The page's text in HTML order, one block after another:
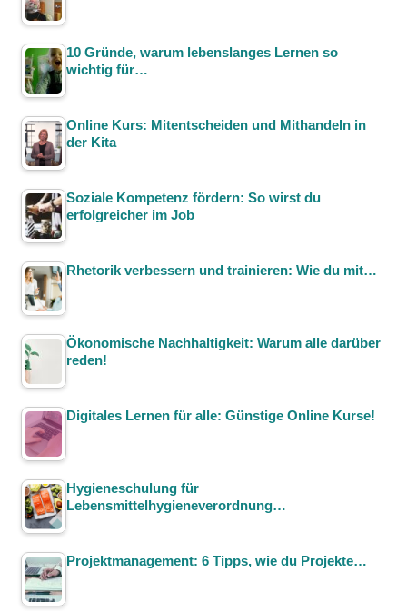
10 Gründe, warum lebenslanges Lernen so
wichtig für…
Online Kurs: Mitentscheiden und Mithandeln in
der Kita
Soziale Kompetenz fördern: So wirst du
erfolgreicher im Job
Rhetorik verbessern und trainieren: Wie du mit…
Ökonomische Nachhaltigkeit: Warum alle darüber
reden!
Digitales Lernen für alle: Günstige Online Kurse!
Hygieneschulung für
Lebensmittelhygieneverordnung…
Projektmanagement: 6 Tipps, wie du Projekte…